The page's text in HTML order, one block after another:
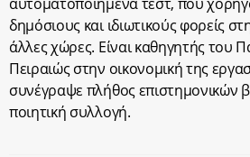
δημόσιους και ιδιωτικούς φορείς
άλλες χώρες. Είναι καθηγητής του
Πειραιώς στην οικονομική της
συνέγραψε πλήθος επιστημονικών
ποιητική συλλογή.